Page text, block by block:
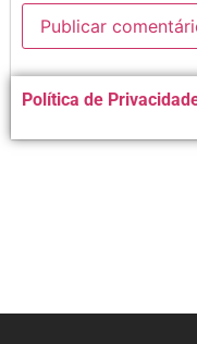
Alternative:
Política de